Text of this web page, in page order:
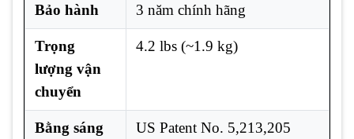
Bảo hành 3 năm chính hãng
Trọng
lượng vận
chuyển
4.2 lbs (~1.9 kg)
Bằng sáng
US Patent No. 5,213,205